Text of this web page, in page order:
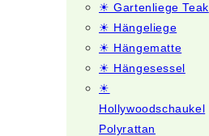
☀ Gartenliege Teak
☀ Hängeliege
☀ Hängematte
☀ Hängesessel
☀
Hollywoodschaukel
Polyrattan